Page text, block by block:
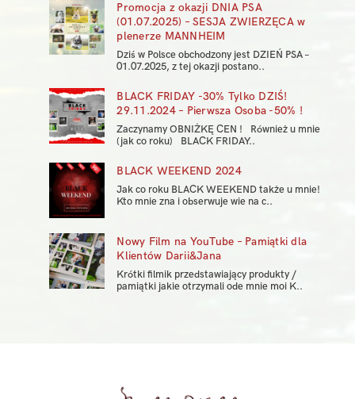
Promocja z okazji DNIA PSA
(01.07.2025) – SESJA ZWIERZĘCA w
plenerze MANNHEIM
Dziś w Polsce obchodzony jest DZIEŃ PSA –
01.07.2025, z tej okazji postano..
BLACK FRIDAY -30% Tylko DZIŚ!
29.11.2024 – Pierwsza Osoba -50% !
Zaczynamy OBNIŻKĘ CEN ! Również u mnie
(jak co roku) BLACK FRIDAY..
BLACK WEEKEND 2024
Jak co roku BLACK WEEKEND także u mnie!
Kto mnie zna i obserwuje wie na c..
Nowy Film na YouTube – Pamiątki dla
Klientów Darii&Jana
Krótki filmik przedstawiający produkty /
pamiątki jakie otrzymali ode mnie moi K..